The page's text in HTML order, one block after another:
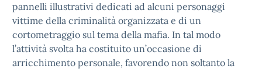
pannelli illustrativi dedicati ad alcuni personaggi
vittime della criminalità organizzata e di un
cortometraggio sul tema della mafia. In tal modo
l’attività svolta ha costituito un’occasione di
arricchimento personale, favorendo non soltanto la